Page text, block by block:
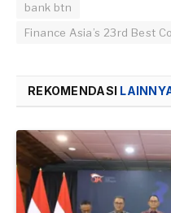
bank btn
Finance Asia’s 23rd Best
REKOMENDASI